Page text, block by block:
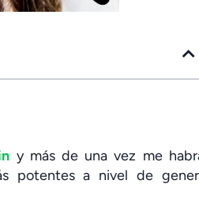
y más de una vez me
potentes a nivel de